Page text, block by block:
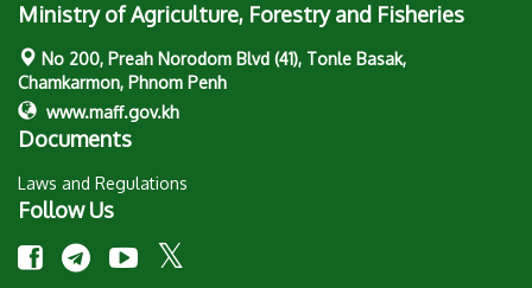
Ministry of Agriculture, Forestry and Fisheries
No 200, Preah Norodom Blvd (41), Tonle Basak,
Chamkarmon, Phnom Penh
www.maff.gov.kh
Documents
Laws and Regulations
Follow Us